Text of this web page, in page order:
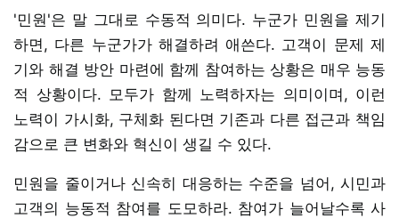
'민원'은 말 그대로 수동적 의미다. 누군가 민원을 제기
하면, 다른 누군가가 해결하려 애쓴다. 고객이 문제 제
기와 해결 방안 마련에 함께 참여하는 상황은 매우 능동
적 상황이다. 모두가 함께 노력하자는 의미이며, 이런
노력이 가시화, 구체화 된다면 기존과 다른 접근과 책임
감으로 큰 변화와 혁신이 생길 수 있다.
민원을 줄이거나 신속히 대응하는 수준을 넘어, 시민과
고객의 능동적 참여를 도모하라. 참여가 늘어날수록 사